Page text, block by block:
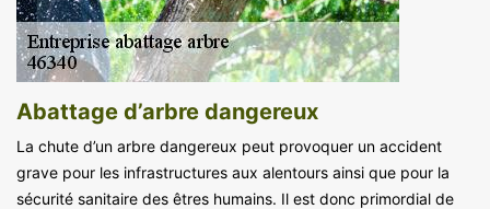
Abattage d’arbre dangereux
La chute d’un arbre dangereux peut provoquer un accident
grave pour les infrastructures aux alentours ainsi que pour la
sécurité sanitaire des êtres humains. Il est donc primordial de